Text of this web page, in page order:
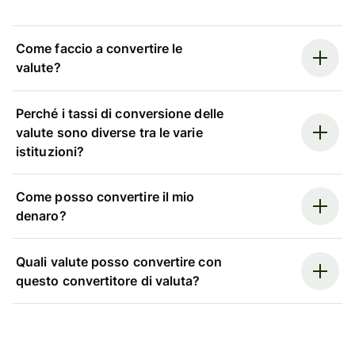
Come faccio a convertire le
valute?
Perché i tassi di conversione delle
valute sono diverse tra le varie
istituzioni?
Come posso convertire il mio
denaro?
Quali valute posso convertire con
questo convertitore di valuta?